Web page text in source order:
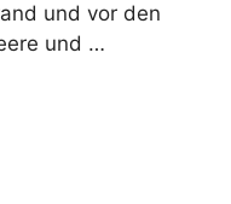
und vor den
und …